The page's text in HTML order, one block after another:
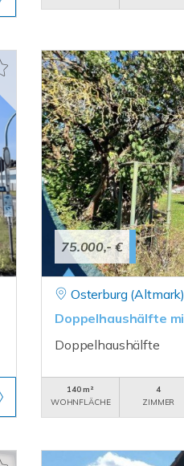
75.000,- €
Osterburg (Altmark)
Doppelhaushälfte
Doppelhaushälfte
140 m²
WOHNFLÄCHE
4
ZIMMER